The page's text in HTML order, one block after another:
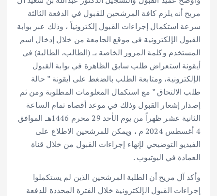
مريح أنه يلزم كافة المرشحين للقبول في الدفعة الثالثة
سرعة استكمال إجراءات القبول إلكترونياً ، وذلك عبر بوابة
القبول الإلكترونية في موقع الجامعة من خلال إدخال اسم
المستخدم وكلمة المرور الخاصة بـ (الطالب، الطالبة) في
أيقونة استعراض طلب سابق الظاهرة في بوابة القبول
الإلكترونية، ومتابعة الطلب بالضغط على أيقونة ” حالة
طلب الالتحاق ” مع استكمال المعلومات المطلوبة ومن ثم
إصدار إشعار القبول وذلك في موعد أقصاه تمام الساعة
الثانية عشر ظهراً من يوم الأحد 29 محرم 1446هـ الموافق
4 أغسطس 2024 م ، ويمكن للمرشحين الاطلاع على
الفيديو التوضيحي لإنهاء إجراءات القبول من خلال قناة
العمادة في اليوتيوب .
وأكد آل مريح أن الطلبة المرشحين الذين لم يستكملوا
إجراءات القبول الإلكترونية خلال الفترة المحددة للدفعة